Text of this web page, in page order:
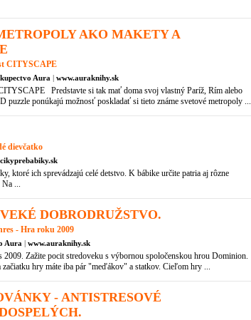
AKO MAKETY A
CITYSCAPE
Aura | www.auraknihy.sk
Predstavte si tak mať doma svoj vlastný Paríž, Rím alebo
ponúkajú možnosť poskladať si tieto známe svetové metropoly ...
dievčatko
ktoré ich sprevádzajú celé detstvo. K bábike určite patria aj rôzne
Na ...
DOBRODRUŽSTVO.
- Hra roku 2009
Aura | www.auraknihy.sk
2009. Zažite pocit stredoveku s výbornou spoločenskou hrou Dominion.
hry máte iba pár "meďákov" a statkov. Cieľom hry ...
- ANTISTRESOVÉ